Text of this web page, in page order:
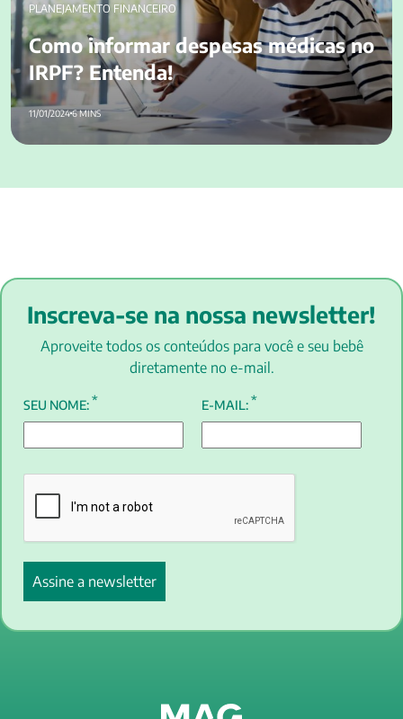
PLANEJAMENTO FINANCEIRO
Como informar despesas médicas no
IRPF? Entenda!
11/01/20246 MINS
Inscreva-se na nossa newsletter!
Aproveite todos os conteúdos para você e seu bebê
diretamente no e-mail.
SEU NOME:* E-MAIL:*